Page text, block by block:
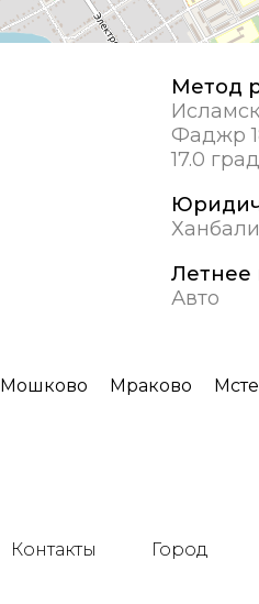
Метод
Фаджр
17.0
Летнее
Авто
Мошково Мраково
Контакты Город